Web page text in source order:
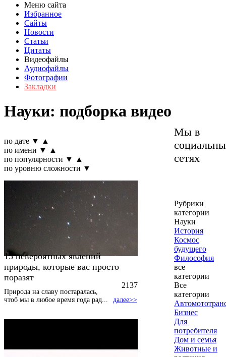
Меню сайта
Избранное
Сайты
Новости
Статьи
Цитаты
Видеофайлы
Аудиофайлы
Фотографии
Закладки
Науки: подборка видео
Мы в
сетях
Рубрики
категории
Науки
История
Космос
будущего
Философия
все
категории
Все
категории
Бизнес
Для
потребителя
Дом и семья
Животные и
по дате ▼
▲
по имени ▼
▲
по популярности ▼
▲
по уровню сложности ▼
15 невероятных явлений
природы, которые вас просто
поразят
2137
Природа на славу постаралась,
чтоб мы в любое время года рад
далее>>